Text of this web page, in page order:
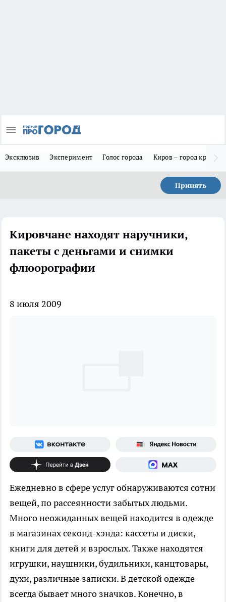
Эксклюзив Эксперимент Голос города Киров – город
Принять
Кировчане находят наручники,
пакеты с деньгами и снимки
флюорографии
8 июля 2009
Ежедневно в сфере услуг обнаруживаются сотни
вещей, по рассеянности забытых людьми.
Много неожиданных вещей находится в одежде
в магазинах секонд-хэнда: кассеты и диски,
книги для детей и взрослых. Также находятся
игрушки, наушники, будильники, канцтовары,
духи, различные записки. В детской одежде
всегда бывает много значков. Конечно, в